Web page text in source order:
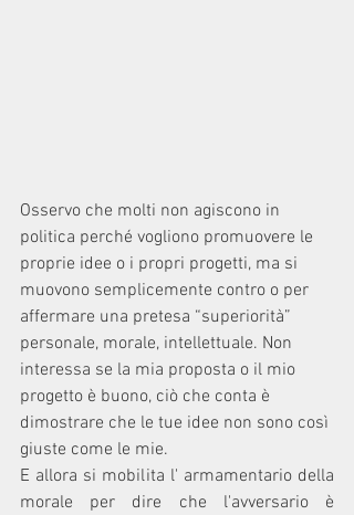
Osservo che molti non agiscono in
politica perché vogliono promuovere le
proprie idee o i propri progetti, ma si
muovono semplicemente contro o per
affermare una pretesa “superiorità”
personale, morale, intellettuale. Non
interessa se la mia proposta o il mio
progetto è buono, ciò che conta è
dimostrare che le tue idee non sono così
giuste come le mie.
E allora si mobilita l' armamentario della
morale per dire che l'avversario è